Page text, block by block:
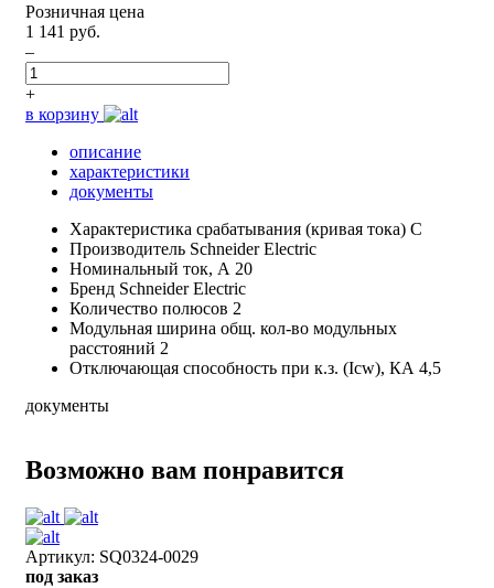
Розничная цена
1 141 руб.
–
+
в корзину
описание
характеристики
документы
Характеристика срабатывания (кривая тока) C
Производитель Schneider Electric
Номинальный ток, А 20
Бренд Schneider Electric
Количество полюсов 2
Модульная ширина общ. кол-во модульных
расстояний 2
Отключающая способность при к.з. (Icw), КА 4,5
документы
Возможно вам понравится
Артикул: SQ0324-0029
под заказ